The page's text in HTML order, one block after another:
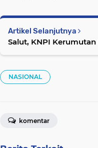
Artikel Selanjutnya
NASIONAL
komentar